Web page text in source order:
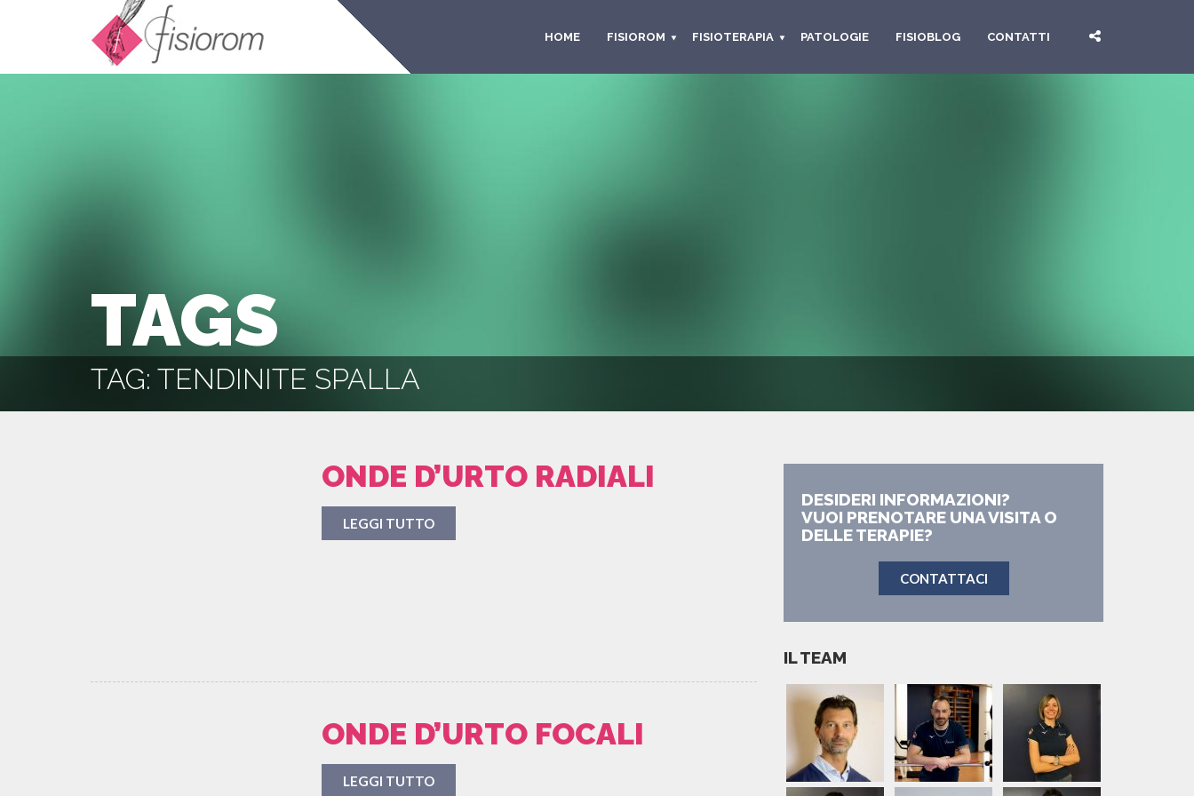
HOME FISIOROM FISIOTERAPIA PATOLOGIE FISIOBLOG CONTATTI
TAGS
TAG: TENDINITE SPALLA
ONDE D’URTO RADIALI
LEGGI TUTTO
ONDE D’URTO FOCALI
LEGGI TUTTO
DESIDERI INFORMAZIONI?
VUOI PRENOTARE UNA VISITA O
DELLE TERAPIE?
CONTATTACI
IL TEAM